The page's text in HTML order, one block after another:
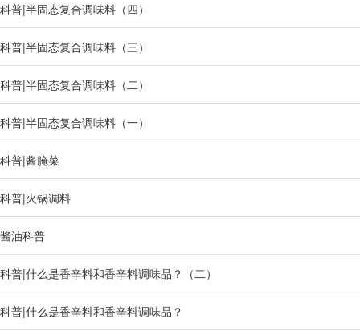
科普|半固态复合调味料（四）
科普|半固态复合调味料（三）
科普|半固态复合调味料（二）
科普|半固态复合调味料（一）
科普|酱腌菜
科普|火锅调料
酱油科普
科普|什么是香辛料和香辛料调味品？（二）
科普|什么是香辛料和香辛料调味品？